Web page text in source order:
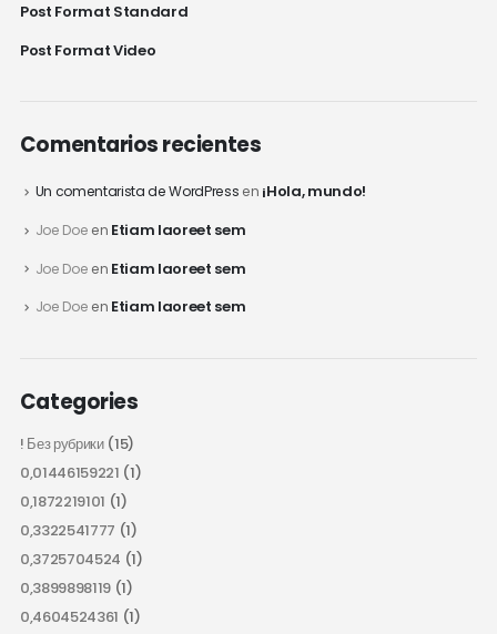
Post Format Standard
Post Format Video
Comentarios recientes
Un comentarista de WordPress en ¡Hola, mundo!
Joe Doe en Etiam laoreet sem
Joe Doe en Etiam laoreet sem
Joe Doe en Etiam laoreet sem
Categories
! Без рубрики(15)
0,01446159221 (1)
0,1872219101 (1)
0,3322541777 (1)
0,3725704524 (1)
0,3899898119 (1)
0,4604524361 (1)